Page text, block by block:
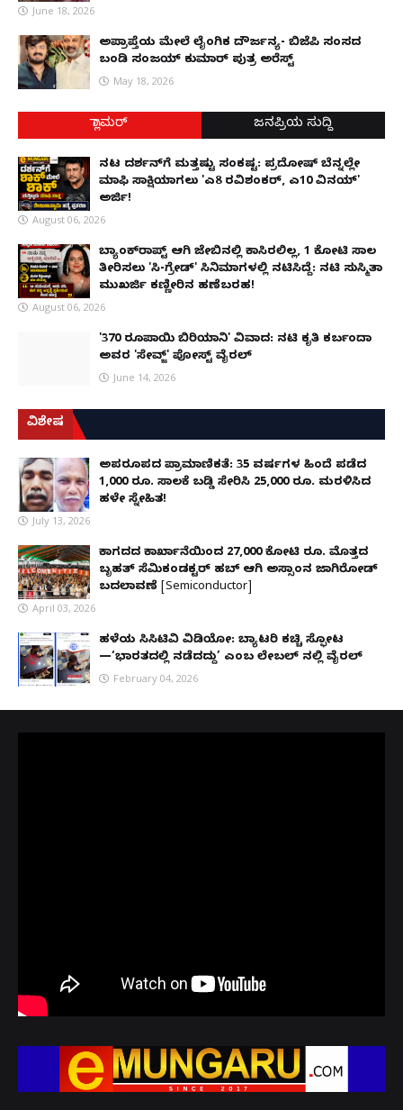
June 18, 2026
ಅಪ್ರಾಪ್ತೆಯ ಮೇಲೆ ಲೈಂಗಿಕ ದೌರ್ಜನ್ಯ- ಬಿಜೆಪಿ ಸಂಸದ
ಬಂಡಿ ಸಂಜಯ್ ಕುಮಾರ್ ಪುತ್ರ ಅರೆಸ್ಟ್
May 18, 2026
ಗ್ಲಾಮರ್ ಜನಪ್ರಿಯ ಸುದ್ದಿ
ನಟ ದರ್ಶನ್‌ಗೆ ಮತ್ತಷ್ಟು ಸಂಕಷ್ಟ: ಪ್ರದೋಷ್ ಬೆನ್ನಲ್ಲೇ
ಮಾಫಿ ಸಾಕ್ಷಿಯಾಗಲು 'ಎ8 ರವಿಶಂಕರ್, ಎ10 ವಿನಯ್'
ಅರ್ಜಿ!
August 06, 2026
ಬ್ಯಾಂಕ್‌ರಾಪ್ಟ್‌ ಆಗಿ ಜೇಬಿನಲ್ಲಿ ಕಾಸಿರಲಿಲ್ಲ, ₹1 ಕೋಟಿ ಸಾಲ
ತೀರಿಸಲು 'ಸಿ-ಗ್ರೇಡ್' ಸಿನಿಮಾಗಳಲ್ಲಿ ನಟಿಸಿದ್ದೆ: ನಟಿ ಸುಸ್ಮಿತಾ
ಮುಖರ್ಜಿ ಕಣ್ಣೀರಿನ ಹಣೆಬರಹ!
August 06, 2026
'370 ರೂಪಾಯಿ ಬಿರಿಯಾನಿ' ವಿವಾದ: ನಟಿ ಕೃತಿ ಕರ್ಬಂದಾ
ಅವರ 'ಸೇವ್ಜ್' ಪೋಸ್ಟ್ ವೈರಲ್
June 14, 2026
ವಿಶೇಷ
ಅಪರೂಪದ ಪ್ರಾಮಾಣಿಕತೆ: 35 ವರ್ಷಗಳ ಹಿಂದೆ ಪಡೆದ
1,000 ರೂ. ಸಾಲಕ್ಕೆ ಬಡ್ಡಿ ಸೇರಿಸಿ 25,000 ರೂ. ಮರಳಿಸಿದ
ಹಳೇ ಸ್ನೇಹಿತ!
July 13, 2026
ಕಾಗದದ ಕಾರ್ಖಾನೆಯಿಂದ 27,000 ಕೋಟಿ ರೂ. ಮೊತ್ತದ
ಬೃಹತ್ ಸೆಮಿಕಂಡಕ್ಟರ್ ಹಬ್ ಆಗಿ ಅಸ್ಸಾಂನ ಜಾಗಿರೋಡ್
ಬದಲಾವಣೆ [Semiconductor]
April 03, 2026
ಹಳೆಯ ಸಿಸಿಟಿವಿ ವಿಡಿಯೋ: ಬ್ಯಾಟರಿ ಕಚ್ಚಿ ಸ್ಫೋಟ
—‘ಭಾರತದಲ್ಲಿ ನಡೆದದ್ದು’ ಎಂಬ ಲೇಬಲ್ ನಲ್ಲಿ ವೈರಲ್
February 04, 2026